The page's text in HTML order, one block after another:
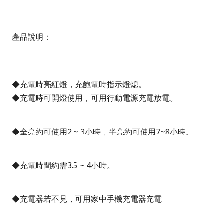
產品說明：
◆充電時亮紅燈，充飽電時指示燈熄。
◆充電時可開燈使用，可用行動電源充電放電。
◆全亮約可使用2 ~ 3小時，半亮約可使用7~8小時。
◆充電時間約需3.5 ~ 4小時。
◆充電器若不見，可用家中手機充電器充電